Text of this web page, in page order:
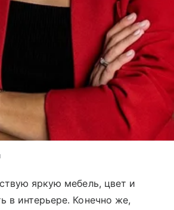
яркую мебель, цвет и
в интерьере. Конечно же,